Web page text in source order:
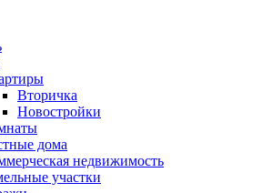
Вторичка
Новостройки
дома
недвижимость
участки